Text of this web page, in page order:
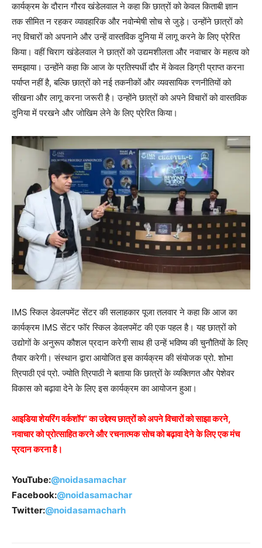
कार्यक्रम के दौरान गौरव खंडेलवाल ने कहा कि छात्रों को केवल किताबी ज्ञान
तक सीमित न रहकर व्यावहारिक और नवोन्मेषी सोच से जुड़े। उन्होंने छात्रों को
नए विचारों को अपनाने और उन्हें वास्तविक दुनिया में लागू करने के लिए प्रेरित
किया। वहीं चिराग खंडेलवाल ने छात्रों को उद्यमशीलता और नवाचार के महत्व को
समझाया। उन्होंने कहा कि आज के प्रतिस्पर्धी दौर में केवल डिग्री प्राप्त करना
पर्याप्त नहीं है, बल्कि छात्रों को नई तकनीकों और व्यवसायिक रणनीतियों को
सीखना और लागू करना जरूरी है। उन्होंने छात्रों को अपने विचारों को वास्तविक
दुनिया में परखने और जोखिम लेने के लिए प्रेरित किया।
IMS स्किल डेवलपमेंट सेंटर की सलाहकार पूजा तलवार ने कहा कि आज का
कार्यक्रम IMS सेंटर फॉर स्किल डेवलपमेंट की एक पहल है। यह छात्रों को
उद्योगों के अनुरूप कौशल प्रदान करेगी साथ ही उन्हें भविष्य की चुनौतियों के लिए
तैयार करेगी। संस्थान द्वारा आयोजित इस कार्यक्रम की संयोजक प्रो. शोभा
त्रिपाठी एवं प्रो. ज्योति त्रिपाठी ने बताया कि छात्रों के व्यक्तिगत और पेशेवर
विकास को बढ़ावा देने के लिए इस कार्यक्रम का आयोजन हुआ।
आइडिया शेयरिंग वर्कशॉप” का उद्देश्य छात्रों को अपने विचारों को साझा करने,
नवाचार को प्रोत्साहित करने और रचनात्मक सोच को बढ़ावा देने के लिए एक मंच
प्रदान करना है।
YouTube:@noidasamachar
Facebook:@noidasamachar
Twitter:@noidasamacharh